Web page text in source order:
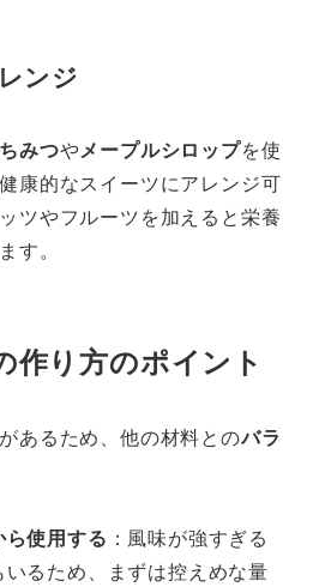
ンジ
みつやメープルシロップを使
康的なスイーツにアレンジ可
ツやフルーツを加えると栄養
す。
作り方のポイント
あるため、他の材料とのバラ
使用する ：風味が強すぎる
いるため、まずは控えめな量